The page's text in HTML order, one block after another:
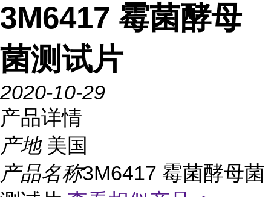
3M6417 霉菌酵母
菌测试片
2020-10-29
产品详情
产地 美国
产品名称3M6417 霉菌酵母菌